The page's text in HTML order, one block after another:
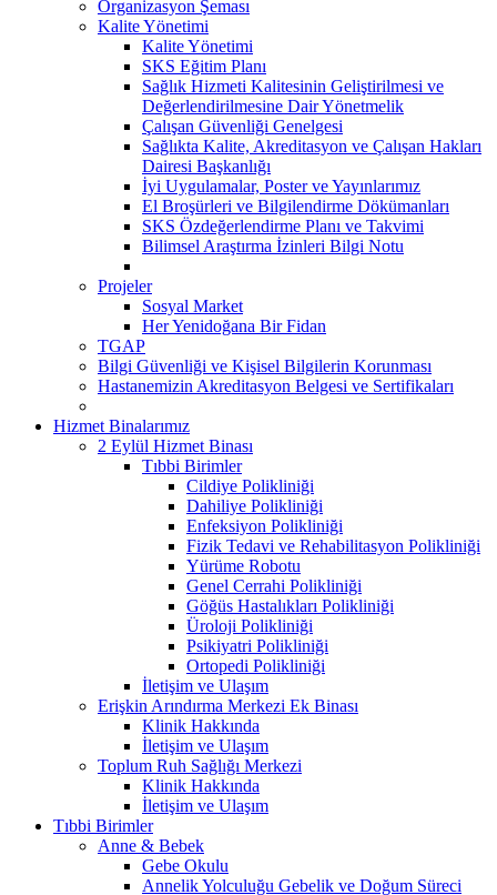
Organizasyon Şeması
Kalite Yönetimi
Kalite Yönetimi
SKS Eğitim Planı
Sağlık Hizmeti Kalitesinin Geliştirilmesi ve
Değerlendirilmesine Dair Yönetmelik
Çalışan Güvenliği Genelgesi
Sağlıkta Kalite, Akreditasyon ve Çalışan Hakları
Dairesi Başkanlığı
İyi Uygulamalar, Poster ve Yayınlarımız
El Broşürleri ve Bilgilendirme Dökümanları
SKS Özdeğerlendirme Planı ve Takvimi
Bilimsel Araştırma İzinleri Bilgi Notu
Projeler
Sosyal Market
Her Yenidoğana Bir Fidan
TGAP
Bilgi Güvenliği ve Kişisel Bilgilerin Korunması
Hastanemizin Akreditasyon Belgesi ve Sertifikaları
Hizmet Binalarımız
2 Eylül Hizmet Binası
Tıbbi Birimler
Cildiye Polikliniği
Dahiliye Polikliniği
Enfeksiyon Polikliniği
Fizik Tedavi ve Rehabilitasyon Polikliniği
Yürüme Robotu
Genel Cerrahi Polikliniği
Göğüs Hastalıkları Polikliniği
Üroloji Polikliniği
Psikiyatri Polikliniği
Ortopedi Polikliniği
İletişim ve Ulaşım
Erişkin Arındırma Merkezi Ek Binası
Klinik Hakkında
İletişim ve Ulaşım
Toplum Ruh Sağlığı Merkezi
Klinik Hakkında
İletişim ve Ulaşım
Tıbbi Birimler
Anne & Bebek
Gebe Okulu
Annelik Yolculuğu Gebelik ve Doğum Süreci